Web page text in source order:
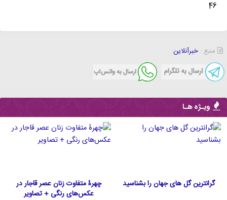
46
منبع : خبرآنلاین
ویـژه هـا
گرانترین گل های جهان را بشناسید
چهرۀ متفاوت زنان عصر قاجار در
عکس‌های رنگی + تصاویر